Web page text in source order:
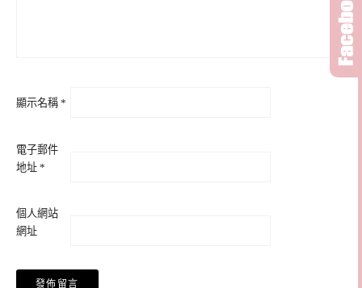
顯示名稱 *
電子郵件
地址 *
個人網站
網址